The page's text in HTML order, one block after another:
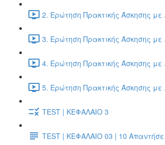
2. Ερώτηση Πρακτικής Άσκησης
3. Ερώτηση Πρακτικής Άσκησης
4. Ερώτηση Πρακτικής Άσκησης
5. Ερώτηση Πρακτικής Άσκησης
TEST | ΚΕΦΑΛΑΙΟ 3
TEST | ΚΕΦΑΛΑΙΟ 03 | 10